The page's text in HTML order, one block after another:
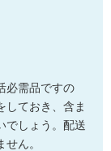
必需品ですの
しておき、含ま
でしょう。配送
ん。